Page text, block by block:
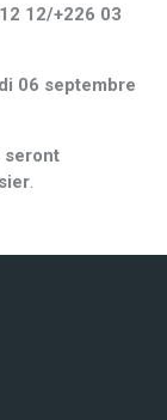
12/+226 03
06 septembre
seront
.